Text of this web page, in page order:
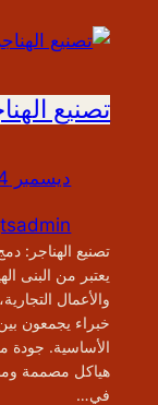
تصنيع
ديسمبر 24, 2023
تصنيع الهناجر:
يعتبر من البنى
والأعمال
خبراء يجمعون
الأساسية. جودة
هياكل مصممة
في…